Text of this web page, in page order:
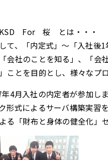
KSD For 桜 とは・・・
て、「内定式」～「入社後
会社のことを知る」、「会
ことを目的とし、様々なプ
4月入社の内定者が参加しま
形式によるサーバ構築実習
る「財布と身体の健全化」